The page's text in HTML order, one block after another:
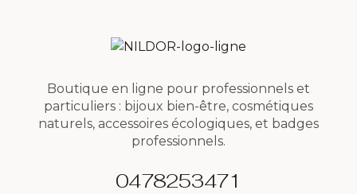
Boutique en ligne pour professionnels et
particuliers : bijoux bien-être, cosmétiques
naturels, accessoires écologiques, et badges
professionnels.
0478253471